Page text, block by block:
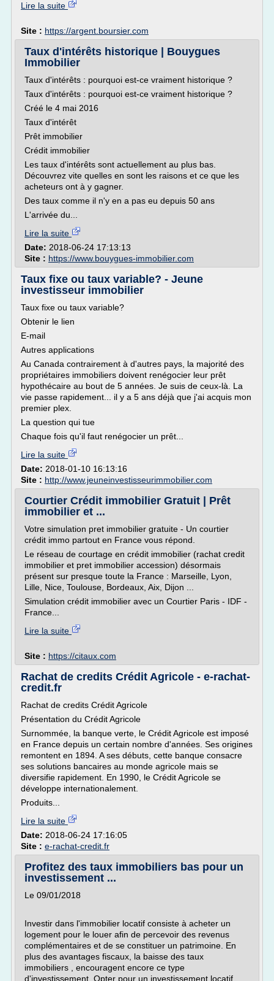
Lire la suite
Site : https://argent.boursier.com
Taux d'intérêts historique | Bouygues
Immobilier
Taux d'intérêts : pourquoi est-ce vraiment historique ?
Taux d'intérêts : pourquoi est-ce vraiment historique ?
Créé le 4 mai 2016
Taux d'intérêt
Prêt immobilier
Crédit immobilier
Les taux d'intérêts sont actuellement au plus bas.
Découvrez vite quelles en sont les raisons et ce que les
acheteurs ont à y gagner.
Des taux comme il n'y en a pas eu depuis 50 ans
L'arrivée du...
Lire la suite
Date: 2018-06-24 17:13:13
Site : https://www.bouygues-immobilier.com
Taux fixe ou taux variable? - Jeune
investisseur immobilier
Taux fixe ou taux variable?
Obtenir le lien
E-mail
Autres applications
Au Canada contrairement à d'autres pays, la majorité des
propriétaires immobiliers doivent renégocier leur prêt
hypothécaire au bout de 5 années. Je suis de ceux-là. La
vie passe rapidement... il y a 5 ans déjà que j'ai acquis mon
premier plex.
La question qui tue
Chaque fois qu'il faut renégocier un prêt...
Lire la suite
Date: 2018-01-10 16:13:16
Site : http://www.jeuneinvestisseurimmobilier.com
Courtier Crédit immobilier Gratuit | Prêt
immobilier et ...
Votre simulation pret immobilier gratuite - Un courtier
crédit immo partout en France vous répond.
Le réseau de courtage en crédit immobilier (rachat credit
immobilier et pret immobilier accession) désormais
présent sur presque toute la France : Marseille, Lyon,
Lille, Nice, Toulouse, Bordeaux, Aix, Dijon ...
Simulation crédit immobilier avec un Courtier Paris - IDF -
France...
Lire la suite
Site : https://citaux.com
Rachat de credits Crédit Agricole - e-rachat-
credit.fr
Rachat de credits Crédit Agricole
Présentation du Crédit Agricole
Surnommée, la banque verte, le Crédit Agricole est imposé
en France depuis un certain nombre d'années. Ses origines
remontent en 1894. A ses débuts, cette banque consacre
ses solutions bancaires au monde agricole mais se
diversifie rapidement. En 1990, le Crédit Agricole se
développe internationalement.
Produits...
Lire la suite
Date: 2018-06-24 17:16:05
Site : e-rachat-credit.fr
Profitez des taux immobiliers bas pour un
investissement ...
Le 09/01/2018
Investir dans l'immobilier locatif consiste à acheter un
logement pour le louer afin de percevoir des revenus
complémentaires et de se constituer un patrimoine. En
plus des avantages fiscaux, la baisse des taux
immobiliers , encouragent encore ce type
d'investissement. Opter pour un investissement locatif